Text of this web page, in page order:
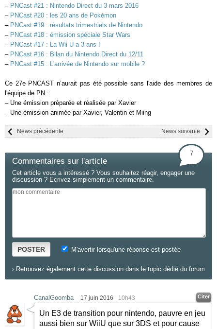
– PNCast #21 : Nintendo Direct du 3 mars 2016
– PNCast #20 : les 20 ans de Pokémon
– PNCast #19 : résultats trimestriels de Nintendo
– PNCast #18 : émission spéciale Star Wars
– PNCast #17 : La Wii U a 3 ans !
– PNCast #16 : Bilan du Nintendo Direct du 12/11
– PNCast #15 : L'arrivée de Nintendo sur mobile ?
Ce 27e PNCAST n’aurait pas été possible sans l'aide des membres de
l'équipe de PN :
– Une émission préparée et réalisée par Xavier
– Une émission animée par Xavier, Valentin et Miing
News suivante
News précédente
Commentaires sur l'article
7
Cet article vous a intéressé ? Vous souhaitez réagir, engager une
discussion ? Ecrivez simplement un commentaire.
POSTER M'avertir lorsqu'une réponse est postée
› Retrouvez également cette discussion dans le topic dédié du forum
CanalGoomba 17 juin 2016 10h43 Citer
Un E3 de transition pour nintendo, pauvre en jeu
aussi bien sur WiiU que sur 3DS et pour cause